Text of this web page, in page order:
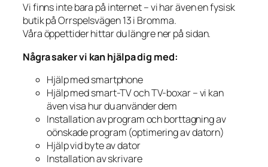
Vi finns inte bara på internet – vi har även en fysisk
butik på Orrspelsvägen 13 i Bromma.
Våra öppettider hittar du längre ner på sidan.
Några saker vi kan hjälpa dig med:
Hjälp med smartphone
Hjälp med smart-TV och TV-boxar – vi kan
även visa hur du använder dem
Installation av program och borttagning av
oönskade program (optimering av datorn)
Hjälp vid byte av dator
Installation av skrivare